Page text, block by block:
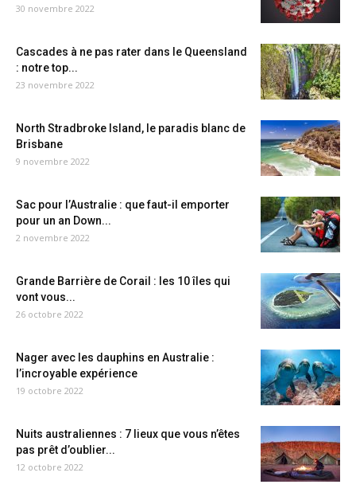
30 novembre 2022
Cascades à ne pas rater dans le Queensland
: notre top...
23 novembre 2022
North Stradbroke Island, le paradis blanc de
Brisbane
9 novembre 2022
Sac pour l’Australie : que faut-il emporter
pour un an Down...
2 novembre 2022
Grande Barrière de Corail : les 10 îles qui
vont vous...
26 octobre 2022
Nager avec les dauphins en Australie :
l’incroyable expérience
19 octobre 2022
Nuits australiennes : 7 lieux que vous n’êtes
pas prêt d’oublier...
12 octobre 2022